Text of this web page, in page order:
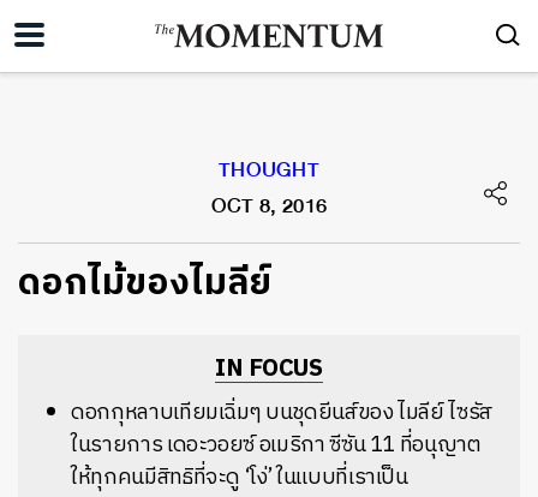
THOUGHT
OCT 8, 2016
ดอกไม้ของไมลีย์
IN FOCUS
ดอกกุหลาบเทียมเฉิ่มๆ บนชุดยีนส์ของ ไมลีย์ ไซรัส
ในรายการ เดอะวอยซ์ อเมริกา ซีซัน 11 ที่อนุญาต
ให้ทุกคนมีสิทธิที่จะดู ‘โง่’ ในแบบที่เราเป็น